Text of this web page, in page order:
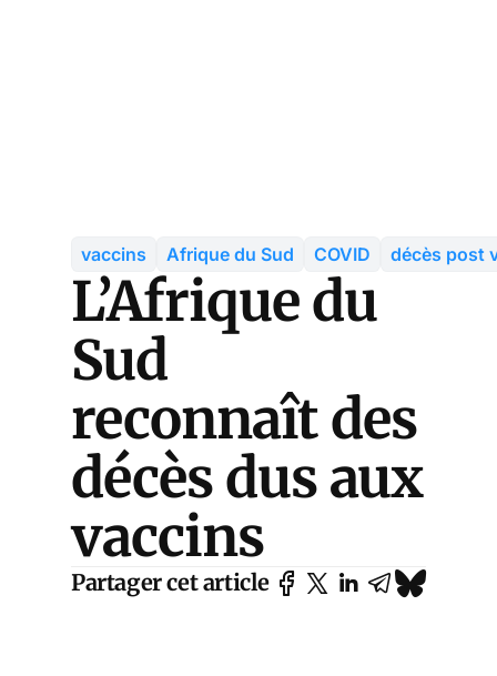
vaccins Afrique du Sud COVID décès post
L’Afrique du
Sud
reconnaît des
décès dus aux
vaccins
Partager cet article